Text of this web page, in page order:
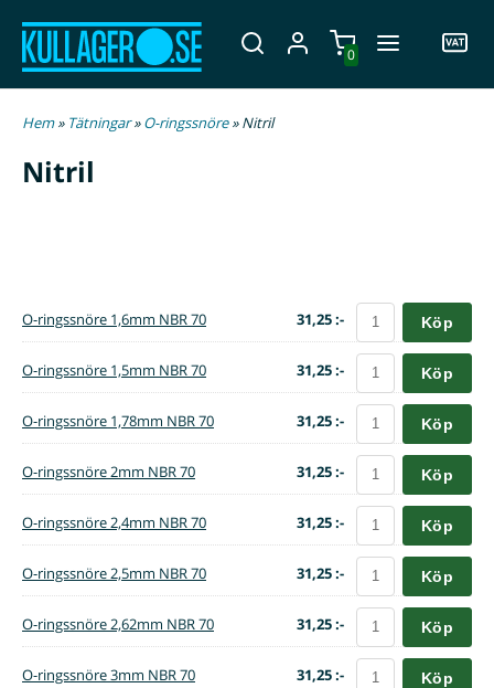
0
Hem» Tätningar»O-ringssnöre» Nitril
Nitril
O-ringssnöre 1,6mm NBR 70 31,25 :- Köp
O-ringssnöre 1,5mm NBR 70 31,25 :- Köp
O-ringssnöre 1,78mm NBR 70 31,25 :- Köp
O-ringssnöre 2mm NBR 70 31,25 :- Köp
O-ringssnöre 2,4mm NBR 70 31,25 :- Köp
O-ringssnöre 2,5mm NBR 70 31,25 :- Köp
O-ringssnöre 2,62mm NBR 70 31,25 :- Köp
O-ringssnöre 3mm NBR 70 31,25 :- Köp